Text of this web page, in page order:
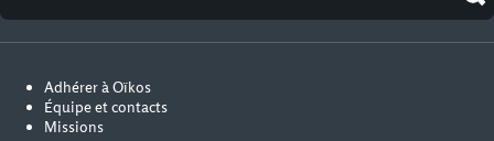
Adhérer à Oïkos
Équipe et contacts
Missions